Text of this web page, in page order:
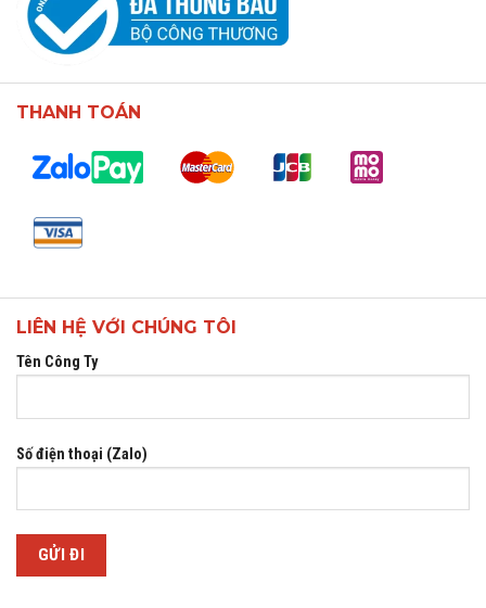
THANH TOÁN
LIÊN HỆ VỚI CHÚNG TÔI
Tên Công Ty
Số điện thoại (Zalo)